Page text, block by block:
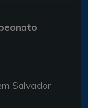
Salvador